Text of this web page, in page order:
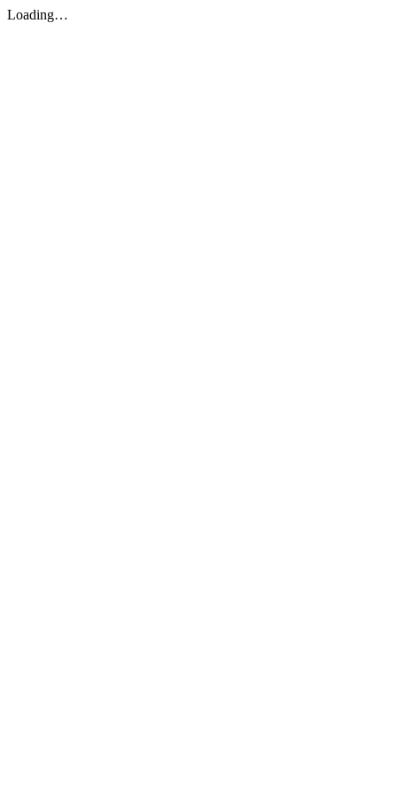
Loading…